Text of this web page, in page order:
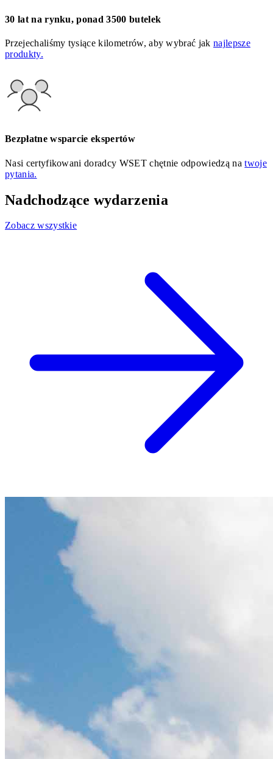
30 lat na rynku, ponad 3500 butelek
Przejechaliśmy tysiące kilometrów, aby wybrać jaknajlepsze
produkty.
Bezpłatne wsparcie ekspertów
Nasi certyfikowani doradcy WSET chętnie odpowiedzą natwoje
pytania.
Nadchodzące wydarzenia
Zobacz wszystkie